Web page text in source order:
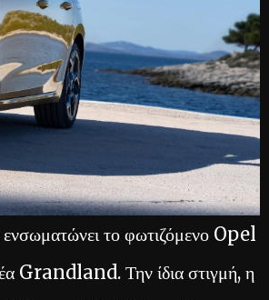
το φωτιζόμενο Opel
Grandland. Την ίδια στιγμή, η